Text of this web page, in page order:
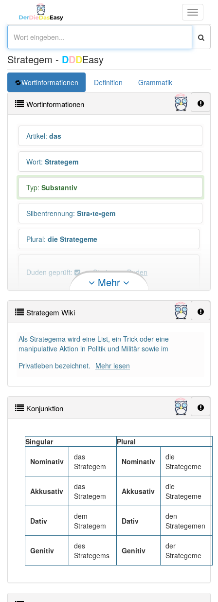
Toggle
Strategem - DDDEasy
Wortinformationen Definition Grammatik
Wortinformationen
Artikel: das
Wort: Strategem
Typ: Substantiv
Silbentrennung: Stra•te•gem
Plural: die Strategeme
Duden geprüft: Strategem Duden
PowerIndex:5
Häufigkeit: 4 von 10
anderen Artikel
Das Wort wird häufig verwendet im Bereich
bildungssprachlich
81% unserer Spielapp-Nutzer haben den Artikel
Mehr
Strategem Wiki
Als Strategema wird eine List, ein Trick oder eine
manipulative Aktion in Politik und Militär sowie im
Privatleben bezeichnet. Mehr lesen
Konjunktion
Singular
Nominativ
das
Strategem
Akkusativ
das
Strategem
Dativ
dem
Strategem
Genitiv
des
Strategems
Plural
Nominativ
die
Strategeme
Akkusativ
die
Strategeme
Dativ
den
Strategemen
Genitiv
der
Strategeme